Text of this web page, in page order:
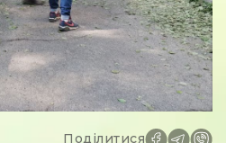
Поділитися